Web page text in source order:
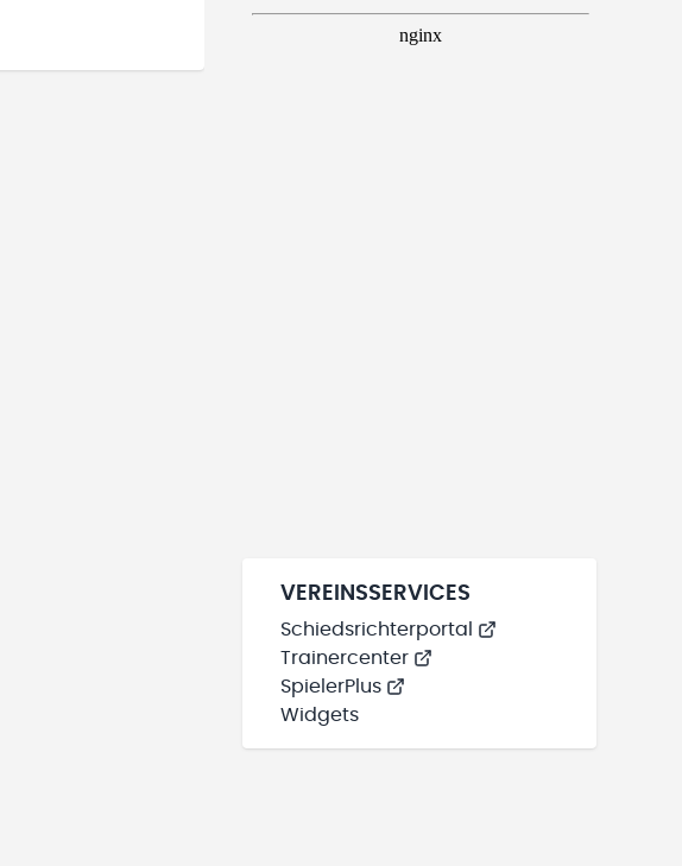
VEREINSSERVICES
Schiedsrichterportal
Trainercenter
SpielerPlus
Widgets